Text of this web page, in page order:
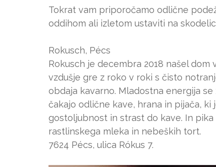
Tokrat vam priporočamo odlične
oddihom ali izletom ustaviti na
Rokusch, Pécs
Rokusch je decembra 2018 našel
vzdušje gre z roko v roki s čisto
obdaja kavarno. Mladostna energija
čakajo odlične kave, hrana in pijača,
gostoljubnost in strast do kave. In
rastlinskega mleka in nebeških tort.
7624 Pécs, ulica Rókus 7.